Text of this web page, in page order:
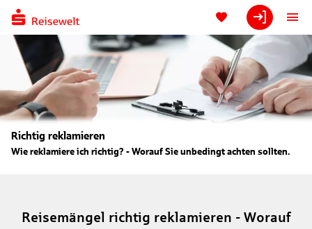
Richtig reklamieren
Wie reklamiere ich richtig? - Worauf Sie unbedingt achten sollten.
Reisemängel richtig reklamieren - Worauf